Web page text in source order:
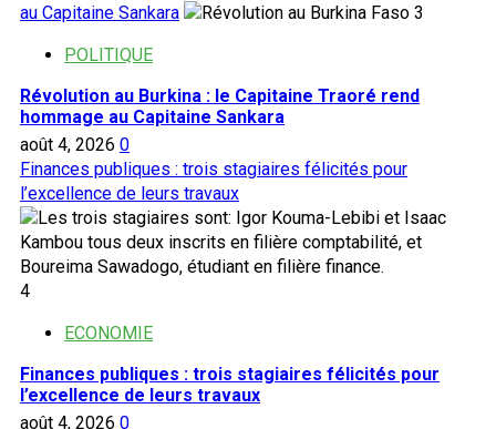
au Capitaine Sankara
3
POLITIQUE
Révolution au Burkina : le Capitaine Traoré rend
hommage au Capitaine Sankara
août 4, 2026 0
Finances publiques : trois stagiaires félicités pour
l’excellence de leurs travaux
4
ECONOMIE
Finances publiques : trois stagiaires félicités pour
l’excellence de leurs travaux
août 4, 2026 0